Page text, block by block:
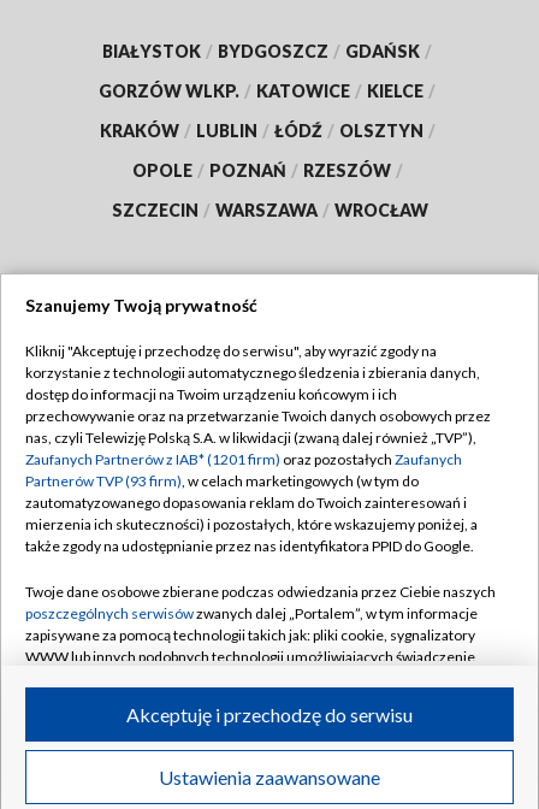
BIAŁYSTOK / BYDGOSZCZ / GDAŃSK /
GORZÓW WLKP. / KATOWICE / KIELCE /
KRAKÓW / LUBLIN / ŁÓDŹ / OLSZTYN /
OPOLE / POZNAŃ / RZESZÓW /
SZCZECIN / WARSZAWA / WROCŁAW
TVP
Abonament TVP
Emisja w TVP
Centrum informacji TVP
Naziemna Telewizja Cyfrowa
Rada Programowa
System NOS
Informacje o nadawcy
Program dla prasy
Ogłoszenie przetargowe
Regulamin TVP
Polityka prywatności
Moje zgody
Pomoc
Kontakt
Kanały
©2026 Telewizja Polska S.A. w likwidacji
Szanujemy Twoją prywatność
Kliknij "Akceptuję i przechodzę do serwisu", aby wyrazić zgody na
korzystanie z technologii automatycznego śledzenia i zbierania danych,
dostęp do informacji na Twoim urządzeniu końcowym i ich
przechowywanie oraz na przetwarzanie Twoich danych osobowych przez
nas, czyli Telewizję Polską S.A. w likwidacji (zwaną dalej również „TVP”),
Zaufanych Partnerów z IAB* (1201 firm) oraz pozostałych Zaufanych
Partnerów TVP (93 firm), w celach marketingowych (w tym do
zautomatyzowanego dopasowania reklam do Twoich zainteresowań i
mierzenia ich skuteczności) i pozostałych, które wskazujemy poniżej, a
także zgody na udostępnianie przez nas identyfikatora PPID do Google.
Twoje dane osobowe zbierane podczas odwiedzania przez Ciebie naszych
poszczególnych serwisówzwanych dalej „Portalem”, w tym informacje
zapisywane za pomocą technologii takich jak: pliki cookie, sygnalizatory
WWW lub innych podobnych technologii umożliwiających świadczenie
ruchu w Internecie.
Twoje dane osobowe zbierane podczas odwiedzania przez Ciebie
poszczególnych serwisówna Portalu, takie jak adresy IP, identyfikatory
Ustawienia zaawansowane
Akceptuję i przechodzę do serwisu